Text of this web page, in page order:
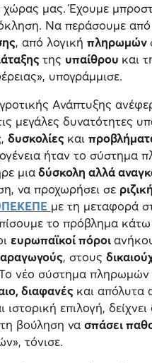
χώρας μας. Έχουμε
Να περάσουμε από
, από λογική πληρωμών
της υπαίθρου και
υπογράμμισε.
Ανάπτυξης
μεγάλες δυνατότητες
, δυσκολίες και
ήταν το σύστημα
μιαδύσκολη αλλά
να προχωρήσει σε ριζική
με τη μεταφορά
το πρόβλημα
ευρωπαϊκοί πόροι
, στους
νέο σύστημα πληρωμών
διαφανές και απόλυτα
ιστορική επιλογή,
βούληση να σπάσει
τόνισε.